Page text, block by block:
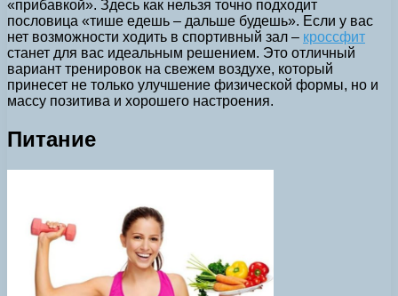
«прибавкой». Здесь как нельзя точно подходит
пословица «тише едешь – дальше будешь». Если у вас
нет возможности ходить в спортивный зал – кроссфит
станет для вас идеальным решением. Это отличный
вариант тренировок на свежем воздухе, который
принесет не только улучшение физической формы, но и
массу позитива и хорошего настроения.
Питание